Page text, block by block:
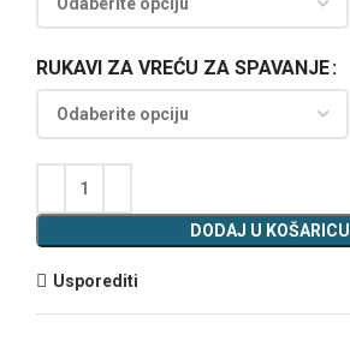
RUKAVI ZA VREĆU ZA SPAVANJE
DODAJ U KOŠARICU
Usporediti